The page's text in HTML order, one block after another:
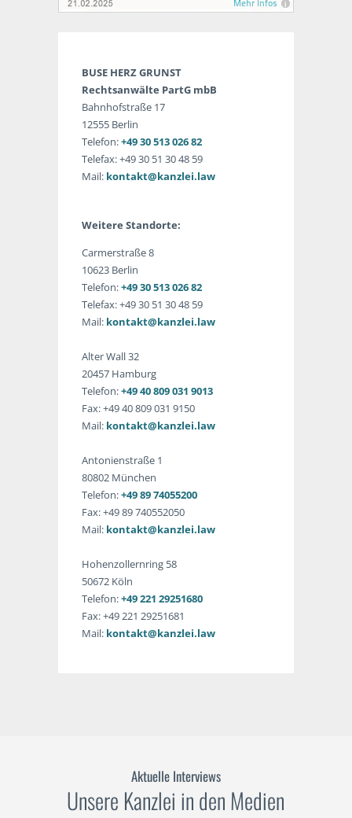
BUSE HERZ GRUNST
Rechtsanwälte PartG mbB
Bahnhofstraße 17
12555 Berlin
Telefon:+49 30 513 026 82
Telefax: +49 30 51 30 48 59
Mail: kontakt@kanzlei.law
Weitere Standorte:
Carmerstraße 8
10623 Berlin
Telefon:+49 30 513 026 82
Telefax: +49 30 51 30 48 59
Mail: kontakt@kanzlei.law
Alter Wall 32
20457 Hamburg
Telefon:+49 40 809 031 9013
Fax: +49 40 809 031 9150
Mail: kontakt@kanzlei.law
Antonienstraße 1
80802 München
Telefon:+49 89 74055200
Fax: +49 89 740552050
Mail: kontakt@kanzlei.law
Hohenzollernring 58
50672 Köln
Telefon:+49 221 29251680
Fax: +49 221 29251681
Mail: kontakt@kanzlei.law
Aktuelle Interviews
Unsere Kanzlei in den Medien